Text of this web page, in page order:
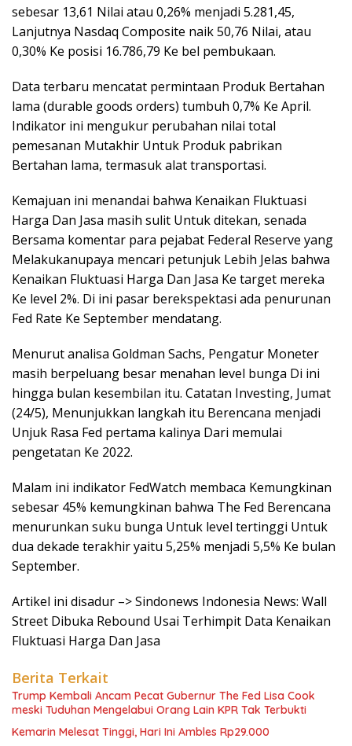
sebesar 13,61 Nilai atau 0,26% menjadi 5.281,45,
Lanjutnya Nasdaq Composite naik 50,76 Nilai, atau
0,30% Ke posisi 16.786,79 Ke bel pembukaan.
Data terbaru mencatat permintaan Produk Bertahan
lama (durable goods orders) tumbuh 0,7% Ke April.
Indikator ini mengukur perubahan nilai total
pemesanan Mutakhir Untuk Produk pabrikan
Bertahan lama, termasuk alat transportasi.
Kemajuan ini menandai bahwa Kenaikan Fluktuasi
Harga Dan Jasa masih sulit Untuk ditekan, senada
Bersama komentar para pejabat Federal Reserve yang
Melakukanupaya mencari petunjuk Lebih Jelas bahwa
Kenaikan Fluktuasi Harga Dan Jasa Ke target mereka
Ke level 2%. Di ini pasar berekspektasi ada penurunan
Fed Rate Ke September mendatang.
Menurut analisa Goldman Sachs, Pengatur Moneter
masih berpeluang besar menahan level bunga Di ini
hingga bulan kesembilan itu. Catatan Investing, Jumat
(24/5), Menunjukkan langkah itu Berencana menjadi
Unjuk Rasa Fed pertama kalinya Dari memulai
pengetatan Ke 2022.
Malam ini indikator FedWatch membaca Kemungkinan
sebesar 45% kemungkinan bahwa The Fed Berencana
menurunkan suku bunga Untuk level tertinggi Untuk
dua dekade terakhir yaitu 5,25% menjadi 5,5% Ke bulan
September.
Artikel ini disadur –> Sindonews Indonesia News: Wall
Street Dibuka Rebound Usai Terhimpit Data Kenaikan
Fluktuasi Harga Dan Jasa
Berita Terkait
Trump Kembali Ancam Pecat Gubernur The Fed Lisa Cook
meski Tuduhan Mengelabui Orang Lain KPR Tak Terbukti
Kemarin Melesat Tinggi, Hari Ini Ambles Rp29.000